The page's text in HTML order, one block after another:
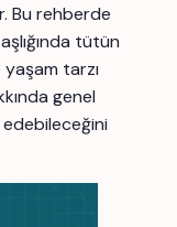
Bu rehberde
tütün
yaşam tarzı
genel
edebileceğini